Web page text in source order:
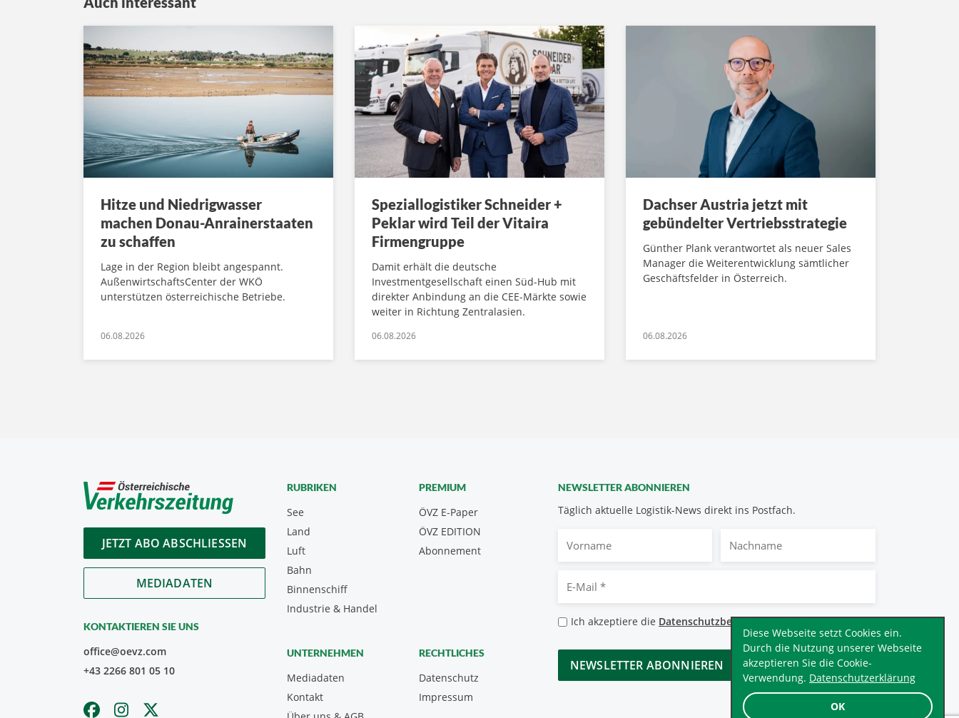
OK
Diese Webseite setzt Cookies ein.
Durch die Nutzung unserer Webseite
akzeptieren Sie die Cookie-
Verwendung. Datenschutzerklärung
Hitze und Niedrigwasser
machen Donau-Anrainerstaaten
zu schaffen
Lage in der Region bleibt angespannt.
AußenwirtschaftsCenter der WKÖ
unterstützen österreichische Betriebe.
06.08.2026
Speziallogistiker Schneider +
Peklar wird Teil der Vitaira
Firmengruppe
Damit erhält die deutsche
Investmentgesellschaft einen Süd-Hub mit
direkter Anbindung an die CEE-Märkte sowie
weiter in Richtung Zentralasien.
06.08.2026
Dachser Austria jetzt mit
gebündelter Vertriebsstrategie
Günther Plank verantwortet als neuer Sales
Manager die Weiterentwicklung sämtlicher
Geschäftsfelder in Österreich.
06.08.2026
JETZT ABO ABSCHLIESSEN
MEDIADATEN
KONTAKTIEREN SIE UNS
office@oevz.com
+43 2266 801 05 10
NEWSLETTER ABONNIEREN
Täglich aktuelle Logistik-News direkt ins Postfach.
Mail
Datenschutzbestimmungen
Ich akzeptiere die Datenschutzbestimmungen.*
CAPTCHA
RUBRIKEN
See
Land
Luft
Bahn
Binnenschiff
Industrie & Handel
PREMIUM
ÖVZ E-Paper
Abonnement
ÖVZ EDITION
UNTERNEHMEN
Mediadaten
Kontakt
RECHTLICHES
Datenschutz
Impressum